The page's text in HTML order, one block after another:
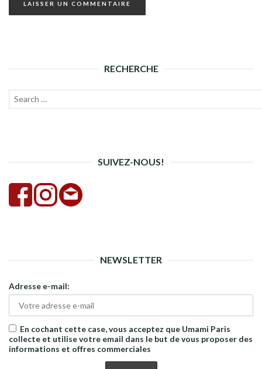
RECHERCHE
Recherche
SUIVEZ-NOUS!
NEWSLETTER
Adresse e-mail:
En cochant cette case, vous acceptez que Umami Paris
collecte et utilise votre email dans le but de vous proposer des
informations et offres commerciales